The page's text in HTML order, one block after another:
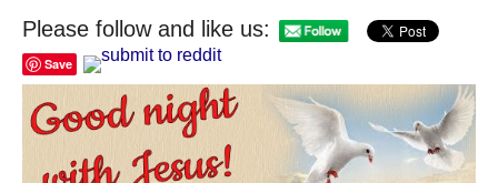
Please follow and like us:
Save